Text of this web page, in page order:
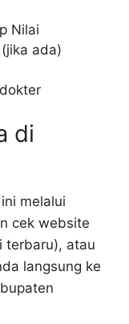
Nilai
ada)
di
melalui
cek website
terbaru), atau
langsung ke